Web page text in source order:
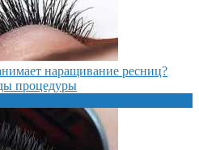
наращивание ресниц?
процедуры